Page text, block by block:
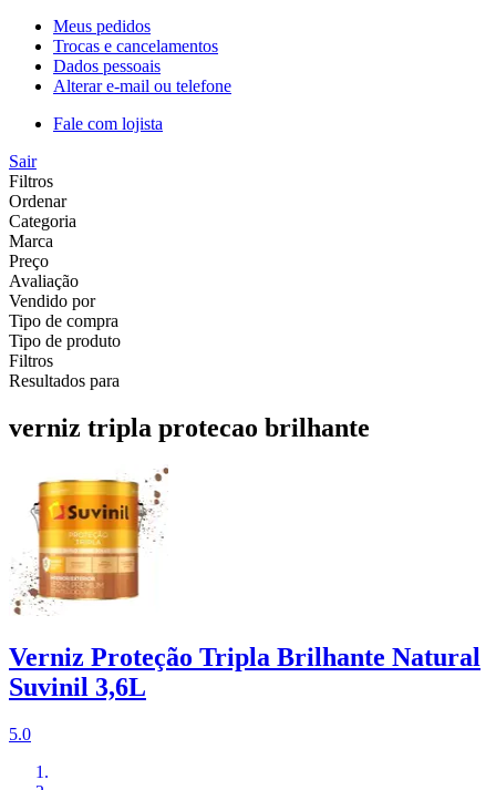
Meus pedidos
Trocas e cancelamentos
Dados pessoais
Alterar e-mail ou telefone
Fale com lojista
Sair
Filtros
Ordenar
Categoria
Marca
Preço
Avaliação
Vendido por
Tipo de compra
Tipo de produto
Filtros
Resultados para
verniz tripla protecao brilhante
Verniz Proteção Tripla Brilhante Natural
Suvinil 3,6L
5.0